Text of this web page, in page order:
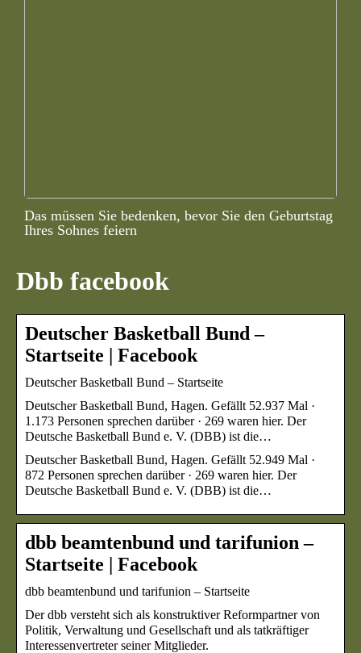
Das müssen Sie bedenken, bevor Sie den Geburtstag
Ihres Sohnes feiern
Dbb facebook
Deutscher Basketball Bund –
Startseite | Facebook
Deutscher Basketball Bund – Startseite
Deutscher Basketball Bund, Hagen. Gefällt 52.937 Mal ·
1.173 Personen sprechen darüber · 269 waren hier. Der
Deutsche Basketball Bund e. V. (DBB) ist die…
Deutscher Basketball Bund, Hagen. Gefällt 52.949 Mal ·
872 Personen sprechen darüber · 269 waren hier. Der
Deutsche Basketball Bund e. V. (DBB) ist die…
dbb beamtenbund und tarifunion –
Startseite | Facebook
dbb beamtenbund und tarifunion – Startseite
Der dbb versteht sich als konstruktiver Reformpartner von
Politik, Verwaltung und Gesellschaft und als tatkräftiger
Interessenvertreter seiner Mitglieder.